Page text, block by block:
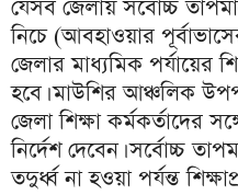
যেসব জেলায় সর্বোচ্চ
নিচে (আবহাওয়ার
জেলার মাধ্যমিক পর্যায়ের
হবে। মাউশির আঞ্চলিক
জেলা শিক্ষা কর্মকর্তাদের
নির্দেশ দেবেন। সর্বোচ্চ
তদুর্ধ্ব না হওয়া পর্যন্ত